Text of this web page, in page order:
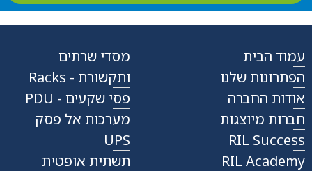
עמוד הבית
הפתרונות שלנו
אודות החברה
חברות מיוצגות
RIL Success
RIL Academy
מסדי שרתים
ותקשורת - Racks
פסי שקעים - PDU
מערכות אל פסק
UPS
תשתית אופטית